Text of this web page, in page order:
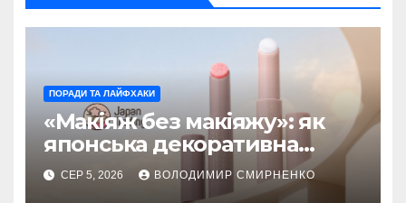
ПОРАДИ ТА ЛАЙФХАКИ
«Макіяж без макіяжу»: як
японська декоративна
косметика змінила beauty
тренди
СЕР 5, 2026 ВОЛОДИМИР СМИРНЕНКО